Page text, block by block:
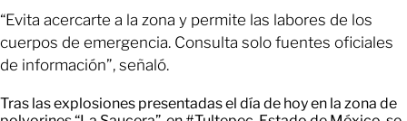
“Evita acercarte a la zona y permite las labores de los
cuerpos de emergencia. Consulta solo fuentes oficiales
de información”, señaló.
Tras las explosiones presentadas el día de hoy en la zona de